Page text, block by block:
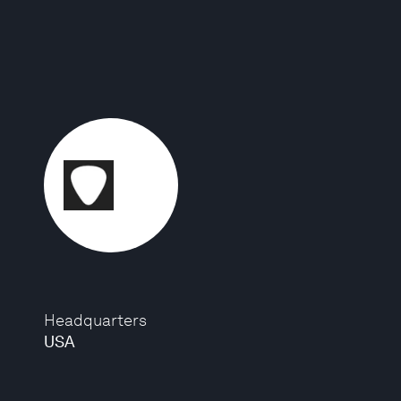
Headquarters
USA